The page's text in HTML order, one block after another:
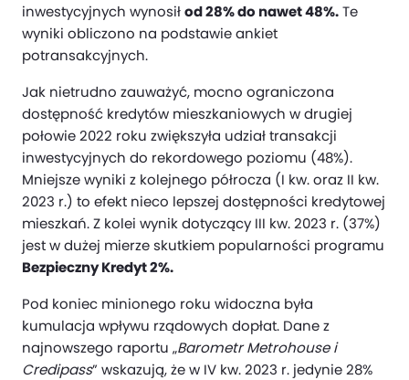
inwestycyjnych wynosiłod 28% do nawet 48%.Te
wyniki obliczono na podstawie ankiet
potransakcyjnych.
Jak nietrudno zauważyć, mocno ograniczona
dostępność kredytów mieszkaniowych w drugiej
połowie 2022 roku zwiększyła udział transakcji
inwestycyjnych do rekordowego poziomu (48%).
Mniejsze wyniki z kolejnego półrocza (I kw. oraz II kw.
2023 r.) to efekt nieco lepszej dostępności kredytowej
mieszkań. Z kolei wynik dotyczący III kw. 2023 r. (37%)
jest w dużej mierze skutkiem popularności programu
Bezpieczny Kredyt 2%.
Pod koniec minionego roku widoczna była
kumulacja wpływu rządowych dopłat. Dane z
najnowszego raportu „Barometr Metrohouse i
Credipass” wskazują, że w IV kw. 2023 r. jedynie 28%